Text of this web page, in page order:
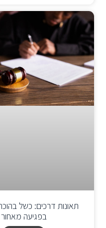
תאונות דרכים: כשל
בפגיעה מאחור